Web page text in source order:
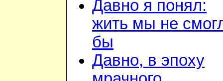
Давно я понял:
жить мы не
бы
Давно, в эпоху